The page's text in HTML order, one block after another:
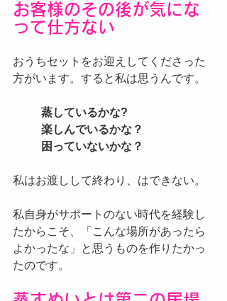
お客様のその後が気にな
って仕方ない
おうちセットをお迎えしてくださった
方がいます。すると私は思うんです。
蒸しているかな?
楽しんでいるかな？
困っていないかな？
私はお渡しして終わり、はできない。
私自身がサポートのない時代を経験し
たからこそ、「こんな場所があったら
よかったな」と思うものを作りたかっ
たのです。